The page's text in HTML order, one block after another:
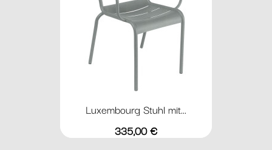
Luxembourg Stuhl mit...
Preis
335,00 €